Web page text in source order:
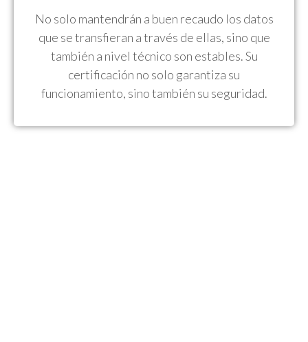
No solo mantendrán a buen recaudo los datos
que se transfieran a través de ellas, sino que
también a nivel técnico son estables. Su
certificación no solo garantiza su
funcionamiento, sino también su seguridad.